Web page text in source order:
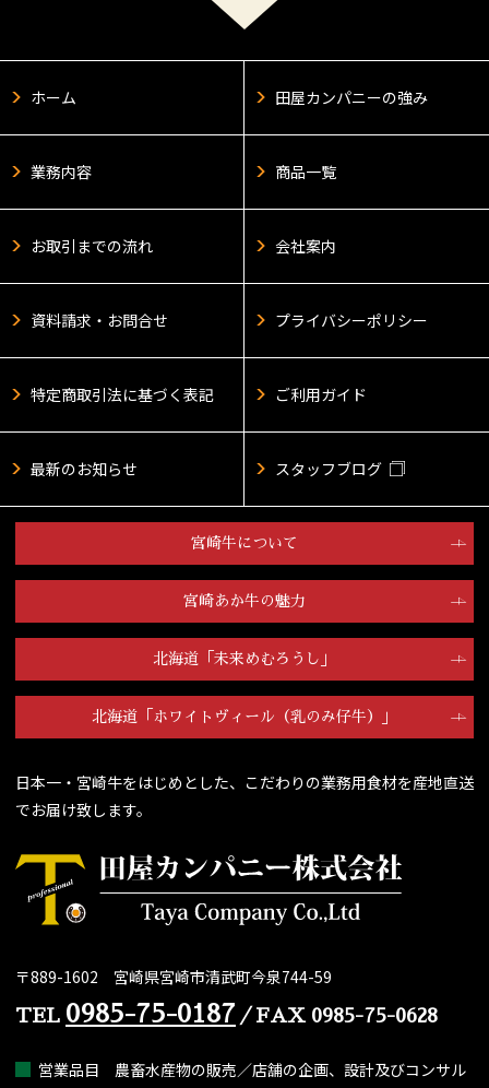
ホーム 田屋カンパニーの強み
業務内容 商品一覧
お取引までの流れ 会社案内
資料請求・お問合せ プライバシーポリシー
特定商取引法に基づく表記 ご利用ガイド
最新のお知らせ スタッフブログ
宮崎牛について
宮崎あか牛の魅力
北海道「未来めむろうし」
北海道「ホワイトヴィール（乳のみ仔牛）」
日本一・宮崎牛をはじめとした、こだわりの業務用食材を産地直送
でお届け致します。
〒889-1602 宮崎県宮崎市清武町今泉744-59
TEL 0985-75-0187 ／FAX 0985-75-0628
営業品目 農畜水産物の販売／店舗の企画、設計及びコンサル